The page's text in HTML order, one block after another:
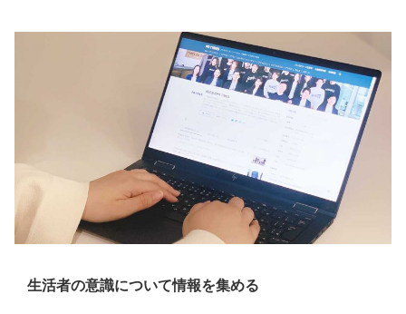
生活者の意識について情報を集める